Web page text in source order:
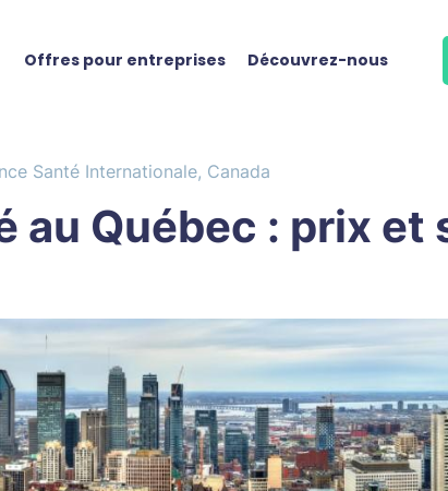
Offres pour entreprises Découvrez-nous
Santé Internationale, Canada
au Québec : prix et